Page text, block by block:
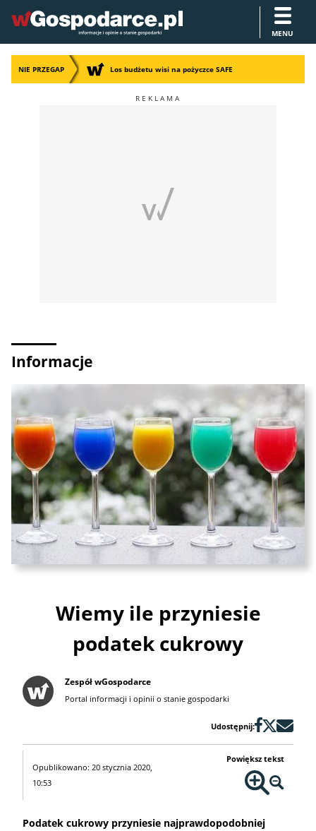
MENU
NIE PRZEGAP Los budżetu wisi na pożyczce SAFE
Informacje
Wiemy ile przyniesie
podatek cukrowy
Zespół wGospodarce
Portal informacji i opinii o stanie gospodarki
Udostępnij:
Opublikowano: 20 stycznia 2020,
10:53
Powiększ tekst
Podatek cukrowy przyniesie najprawdopodobniej